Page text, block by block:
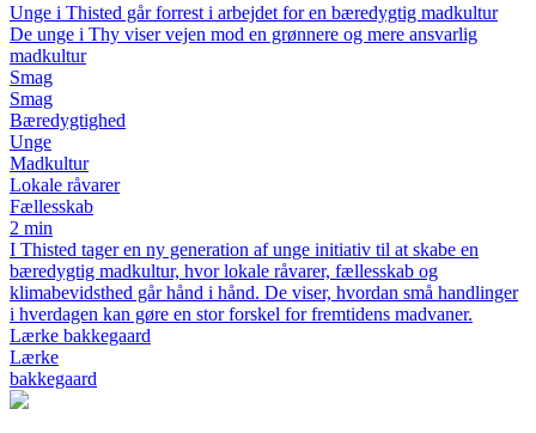
Unge i Thisted går forrest i arbejdet for en bæredygtig madkultur
De unge i Thy viser vejen mod en grønnere og mere ansvarlig
madkultur
Smag
Smag
Bæredygtighed
Unge
Madkultur
Lokale råvarer
Fællesskab
2 min
I Thisted tager en ny generation af unge initiativ til at skabe en
bæredygtig madkultur, hvor lokale råvarer, fællesskab og
klimabevidsthed går hånd i hånd. De viser, hvordan små handlinger
i hverdagen kan gøre en stor forskel for fremtidens madvaner.
Lærke bakkegaard
Lærke
bakkegaard